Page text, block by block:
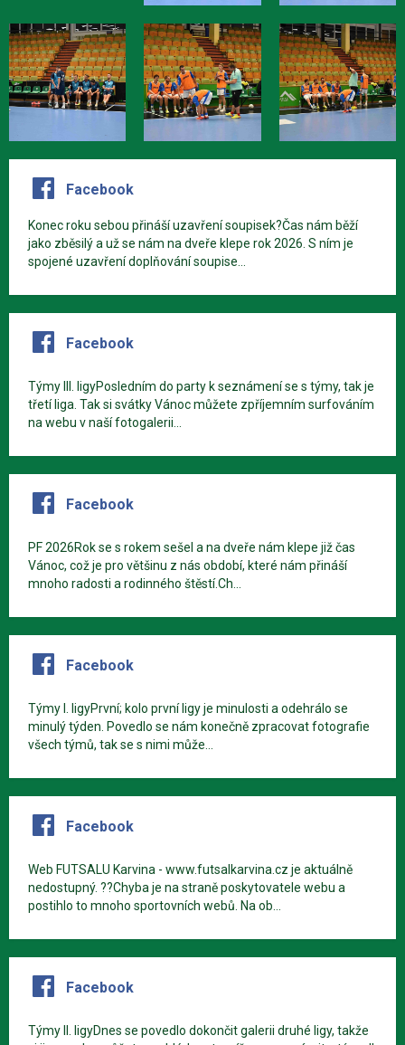
Facebook
Konec roku sebou přináší uzavření soupisek?Čas nám běží
jako zběsilý a už se nám na dveře klepe rok 2026. S ním je
spojené uzavření doplňování soupise...
Facebook
Týmy III. ligyPosledním do party k seznámení se s týmy, tak je
třetí liga. Tak si svátky Vánoc můžete zpříjemním surfováním
na webu v naší fotogalerii...
Facebook
PF 2026Rok se s rokem sešel a na dveře nám klepe již čas
Vánoc, což je pro většinu z nás období, které nám přináší
mnoho radosti a rodinného štěstí.Ch...
Facebook
Týmy I. ligyPrvní; kolo první ligy je minulosti a odehrálo se
minulý týden. Povedlo se nám konečně zpracovat fotografie
všech týmů, tak se s nimi může...
Facebook
Web FUTSALU Karvina - www.futsalkarvina.cz je aktuálně
nedostupný. ??Chyba je na straně poskytovatele webu a
postihlo to mnoho sportovních webů. Na ob...
Facebook
Týmy II. ligyDnes se povedlo dokončit galerii druhé ligy, takže